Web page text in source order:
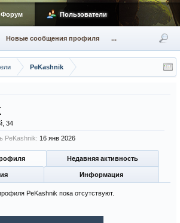
PeKashnik
34
PeKashnik: 16 янв 2026
Недавняя активность
Информация
PeKashnik пока отсутствуют.
Форум Пользователи
Новые сообщения профиля ...